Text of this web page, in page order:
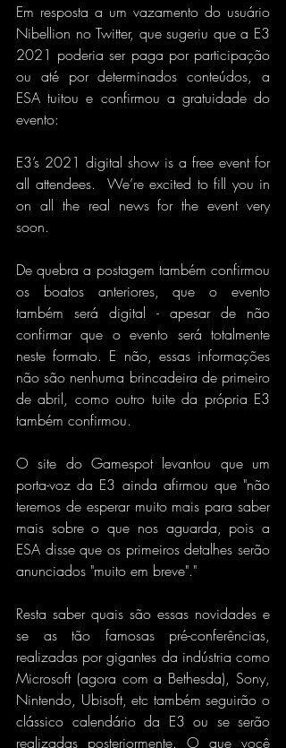
Em resposta a um vazamento do usuário
Nibellion no Twitter, que sugeriu que a E3
2021 poderia ser paga por participação
ou até por determinados conteúdos, a
ESA tuitou e confirmou a gratuidade do
evento:
E3’s 2021 digital show is a free event for
all attendees.  We’re excited to fill you in
on all the real news for the event very
soon.
De quebra a postagem também confirmou
os boatos anteriores, que o evento
também será digital - apesar de não
confirmar que o evento será totalmente
neste formato. E não, essas informações
não são nenhuma brincadeira de primeiro
de abril, como outro tuite da própria E3
também confirmou.
O site do Gamespot levantou que um
porta-voz da E3 ainda afirmou que "não
teremos de esperar muito mais para saber
mais sobre o que nos aguarda, pois a
ESA disse que os primeiros detalhes serão
anunciados "muito em breve"."
Resta saber quais são essas novidades e
se as tão famosas pré-conferências,
realizadas por gigantes da indústria como
Microsoft (agora com a Bethesda), Sony,
Nintendo, Ubisoft, etc também seguirão o
clássico calendário da E3 ou se serão
realizadas posteriormente. O que você